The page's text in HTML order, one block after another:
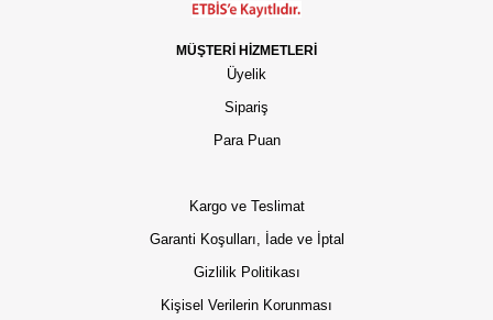
MÜŞTERİ HİZMETLERİ
Üyelik
Sipariş
Para Puan
Kargo ve Teslimat
Garanti Koşulları, İade ve İptal
Gizlilik Politikası
Kişisel Verilerin Korunması